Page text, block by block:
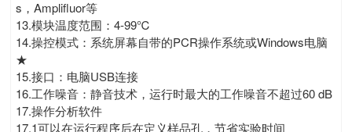
s，Amplifluor等
13.模块温度范围：4-99℃
14.操控模式：系统屏幕自带的PCR操作系统或Windows电脑
★
15.接口：电脑USB连接
16.工作噪音：静音技术，运行时最大的工作噪音不超过60 dB
17.操作分析软件
17.1可以在运行程序后在定义样品孔，节省实验时间